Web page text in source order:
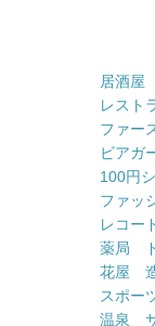
居酒屋
レスト
ファー
ビアガ
100円
ファッ
レコー
薬局
花屋
スポー
温泉